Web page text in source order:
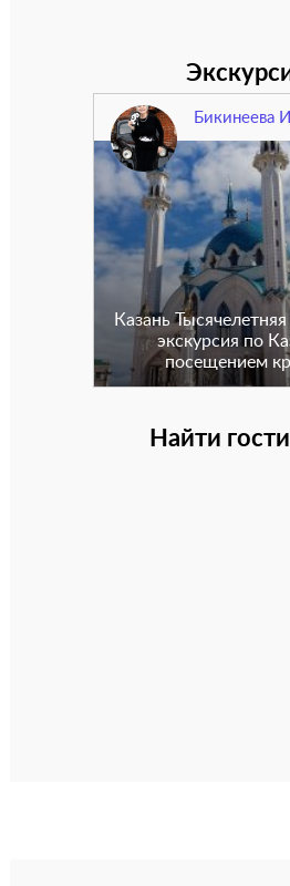
Бикинеева
Казань
экскурсия по
посещением
Найти